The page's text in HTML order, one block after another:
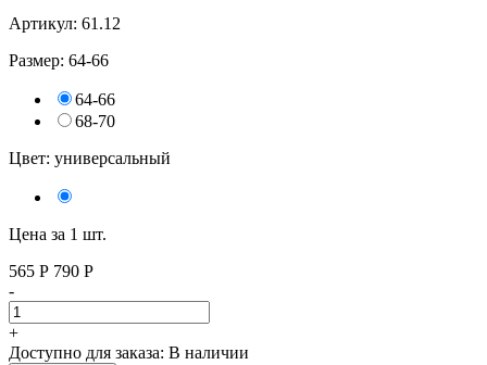
Артикул: 61.12
Размер: 64-66
64-66
68-70
Цвет: универсальный
Цена за 1 шт.
565 Р 790 P
-
+
Доступно для заказа: В наличии